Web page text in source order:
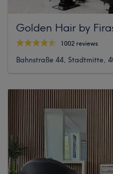
Golden Hair by
1002 reviews
Bahnstraße 44, Stadtmitte,